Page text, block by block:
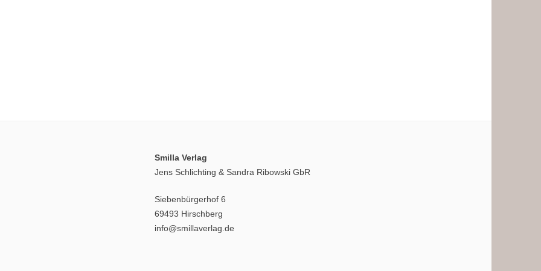
Smilla Verlag
Jens Schlichting & Sandra Ribowski GbR
Siebenbürgerhof 6
69493 Hirschberg
info@smillaverlag.de